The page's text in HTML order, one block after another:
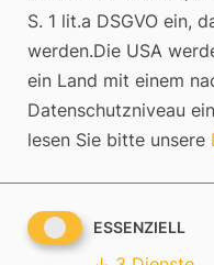
Mit Online-
TRAFFIC
PERFORMANCE
Google Ads Agentur
GEO Agentur
ONLINE
Wissen 16.
nach
S. 1 lit.a DSGVO ein,
werden.Die USA
ein Land mit einem
Datenschutzniveau
lesen Sie bitte unsere
ESSENZIELL